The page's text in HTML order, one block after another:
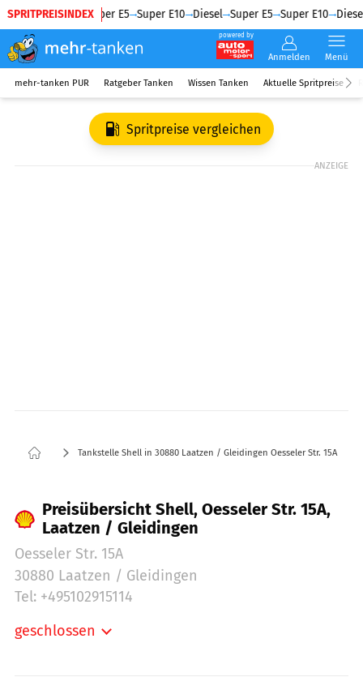
SPRITPREISINDEX
Diesel Super E5 Super E10 Diesel Super E5 Super E10 Diesel
powered by
Anmelden Menü
mehr-tanken PUR Ratgeber Tanken Wissen Tanken Aktuelle Spritpreise
Spritpreise vergleichen
ANZEIGE
Tankstelle Shell in 30880 Laatzen / Gleidingen Oesseler Str. 15A
Preisübersicht Shell, Oesseler Str. 15A,
Laatzen / Gleidingen
Oesseler Str. 15A
30880 Laatzen / Gleidingen
Tel: +495102915114
geschlossen